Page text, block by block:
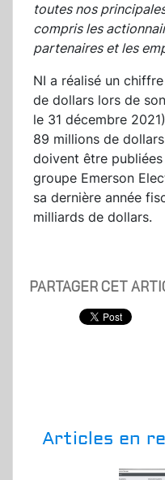
toutes nos
compris les
partenaires et les
NI a réalisé un
de dollars lors de
le 31 décembre
89 millions de
doivent être
groupe Emerson
sa dernière année
milliards de dollars.
PARTAGER CET
Articles en